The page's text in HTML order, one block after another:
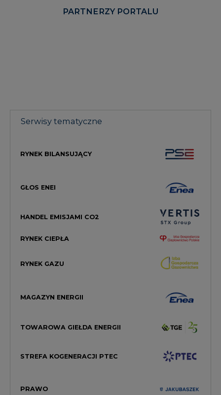
PARTNERZY PORTALU
Serwisy tematyczne
RYNEK BILANSUJĄCY
GŁOS ENEI
HANDEL EMISJAMI CO2
RYNEK CIEPŁA
RYNEK GAZU
MAGAZYN ENERGII
TOWAROWA GIEŁDA ENERGII
STREFA KOGENERACJI PTEC
PRAWO